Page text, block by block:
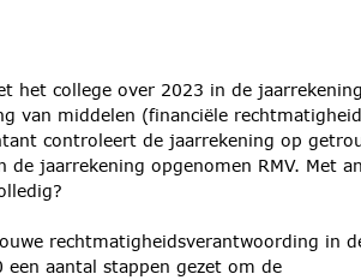
het college over 2023 in de jaarrekening
van middelen (financiële
controleert de jaarrekening op
jaarrekening opgenomen RMV. Met
rechtmatigheidsverantwoording in
aantal stappen gezet om de